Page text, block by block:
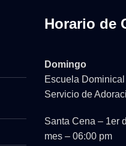
Horario de
Domingo
Escuela
Servicio de
Santa Cena – 1er
mes – 06:00 pm